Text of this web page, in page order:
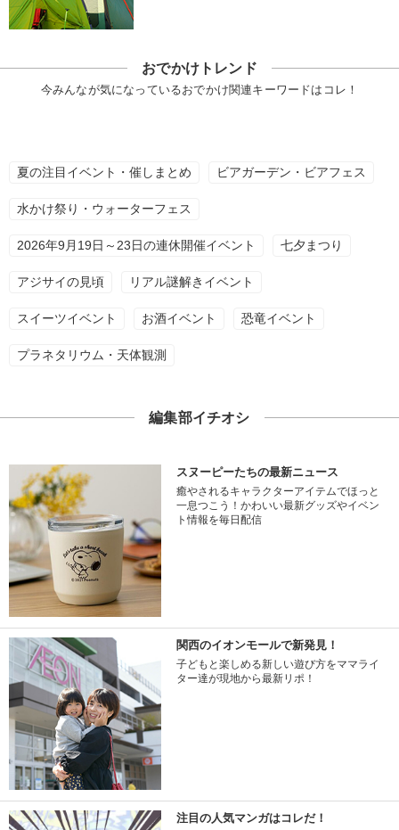
おでかけトレンド
今みんなが気になっているおでかけ関連キーワードはコレ！
夏の注目イベント・催しまとめ ビアガーデン・ビアフェス
水かけ祭り・ウォーターフェス
2026年9月19日～23日の連休開催イベント 七夕まつり
アジサイの見頃 リアル謎解きイベント
スイーツイベント お酒イベント 恐竜イベント
プラネタリウム・天体観測
編集部イチオシ
スヌーピーたちの最新ニュース
癒やされるキャラクターアイテムでほっと
一息つこう！かわいい最新グッズやイベン
ト情報を毎日配信
関西のイオンモールで新発見！
子どもと楽しめる新しい遊び方をママライ
ター達が現地から最新リポ！
注目の人気マンガはコレだ！